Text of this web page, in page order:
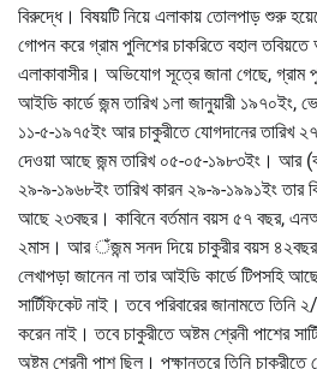
বিরুদ্ধে। বিষয়টি নিয়ে এলাকায় তোলপাড় শুরু
গোপন করে গ্রাম পুলিশের চাকরিতে বহাল
এলাকাবাসীর। অভিযোগ সূত্রে জানা গেছে, গ্রাম
আইডি কার্ডে জন্ম তারিখ ১লা জানুয়ারী ১৯৭০ইং,
১১-৫-১৯৭৫ইং আর চাকুরীতে যোগদানের তারিখ
দেওয়া আছে জন্ম তারিখ ০৫-০৫-১৯৮৩ইং। আর
২৯-৯-১৯৬৮ইং তারিখ কারন ২৯-৯-১৯৯১ইং তার
আছে ২৩বছর। কাবিনে বর্তমান বয়স ৫৭ বছর,
২মাস। আর ঁজন্ম সনদ দিয়ে চাকুরীর বয়স
লেখাপড়া জানেন না তার আইডি কার্ডে টিপসহি
সার্টিফিকেট নাই। তবে পরিবারের জানামতে
করেন নাই। তবে চাকুরীতে অষ্টম শ্রেনী পাশের
অষ্টম শ্রেনী পাশ ছিল। পক্ষান্তরে তিনি চাকুরীতে